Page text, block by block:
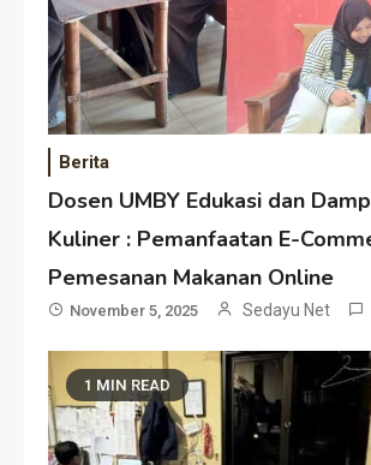
Berita
Dosen UMBY Edukasi dan
Kuliner : Pemanfaatan E-
Pemesanan Makanan Online
November 5, 2025 Sedayu Net
1 MIN READ